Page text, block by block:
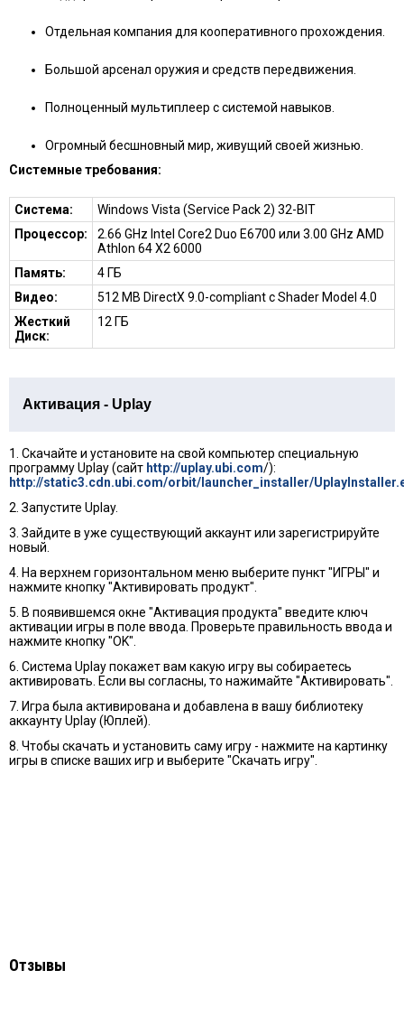
Отдельная компания для кооперативного прохождения.
Большой арсенал оружия и средств передвижения.
Полноценный мультиплеер с системой навыков.
Огромный бесшновный мир, живущий своей жизнью.
Системные требования:
Система:
Windows Vista (Service Pack 2) 32-BIT
Процессор:
2.66 GHz Intel Core2 Duo E6700 или 3.00 GHz AMD
Athlon 64 X2 6000
Память:
4 ГБ
Видео:
512 MB DirectX 9.0-compliant с Shader Model 4.0
Жесткий
Диск:
12 ГБ
Активация - Uplay
1. Скачайте и установите на свой компьютер специальную
программу Uplay (сайт http://uplay.ubi.com/):
http://static3.cdn.ubi.com/orbit/launcher_installer/
2. Запустите Uplay.
3. Зайдите в уже существующий аккаунт или зарегистрируйте
новый.
4. На верхнем горизонтальном меню выберите пункт "ИГРЫ" и
нажмите кнопку "Активировать продукт".
5. В появившемся окне "Активация продукта" введите ключ
активации игры в поле ввода. Проверьте правильность ввода и
нажмите кнопку "OK".
6. Cистема Uplay покажет вам какую игру вы собираетесь
активировать. Если вы согласны, то нажимайте "Активировать".
7. Игра была активирована и добавлена в вашу библиотеку
аккаунту Uplay (Юплей).
8. Чтобы скачать и установить саму игру - нажмите на картинку
игры в списке ваших игр и выберите "Скачать игру".
Отзывы